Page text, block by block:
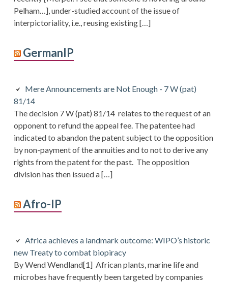
Pelham…], under-studied account of the issue of
interpictoriality, i.e., reusing existing […]
GermanIP
Mere Announcements are Not Enough - 7 W (pat)
81/14
The decision 7 W (pat) 81/14 relates to the request of an
opponent to refund the appeal fee. The patentee had
indicated to abandon the patent subject to the opposition
by non-payment of the annuities and to not to derive any
rights from the patent for the past. The opposition
division has then issued a […]
Afro-IP
Africa achieves a landmark outcome: WIPO’s historic
new Treaty to combat biopiracy
By Wend Wendland[1] African plants, marine life and
microbes have frequently been targeted by companies